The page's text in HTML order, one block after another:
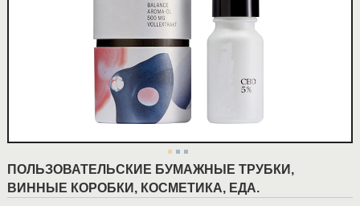
ПОЛЬЗОВАТЕЛЬСКИЕ БУМАЖНЫЕ ТРУБКИ,
ВИННЫЕ КОРОБКИ, КОСМЕТИКА, ЕДА.